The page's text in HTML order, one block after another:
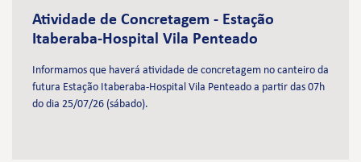
Atividade de Concretagem - Estação
Itaberaba-Hospital Vila Penteado
Informamos que haverá atividade de concretagem no canteiro da
futura Estação Itaberaba-Hospital Vila Penteado a partir das 07h
do dia 25/07/26 (sábado).